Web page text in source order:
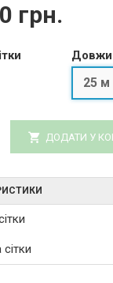
грн.
25 м
ДОДАТИ У